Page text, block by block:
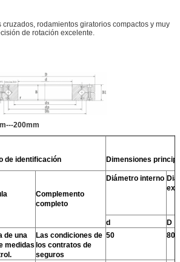
rodamientos giratorios compactos y muy
de rotación excelente.
200mm
de identificación
Dimensiones
Complemento
completo
Diámetro interno
d
D
de una
medidas
Las condiciones de
los contratos de
seguros
50 80